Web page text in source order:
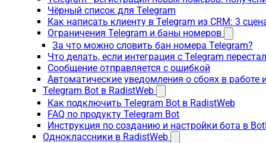
Чёрный список для Telegram
Как написать клиенту в Telegram из CRM: 3
Ограничения Telegram и баны номеров
За что можно словить бан номера Telegram?
Что делать, если интеграция с Telegram
Сообщение отправляется с ошибкой
Автоматические уведомления о сбоях в работе
Telegram Bot в RadistWeb
Как подключить Telegram Bot в RadistWeb
FAQ по продукту Telegram Bot
Инструкция по созданию и настройки бота в
Одноклассники в RadistWeb